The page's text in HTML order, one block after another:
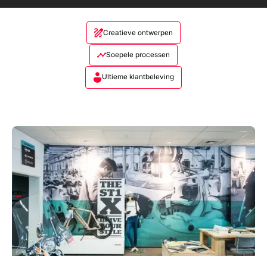
Creatieve ontwerpen
Soepele processen
Ultieme klantbeleving